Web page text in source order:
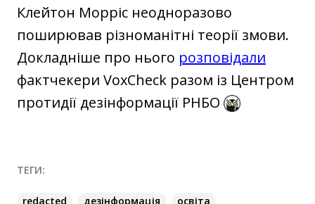
Клейтон Морріс неодноразово
поширював різноманітні теорії змови.
Докладніше про нього розповідали
фактчекери VoxCheck разом із Центром
протидії дезінформації РНБО
ТЕГИ:
redacted дезінформація освіта